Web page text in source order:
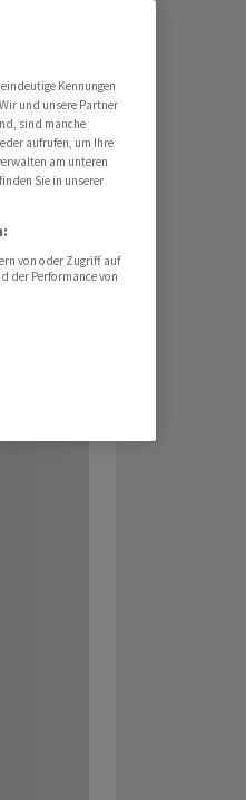
Kennungen
und unsere Partner
sind manche
aufrufen, um Ihre
am unteren
Sie in unserer
von oder Zugriff auf
der Performance von